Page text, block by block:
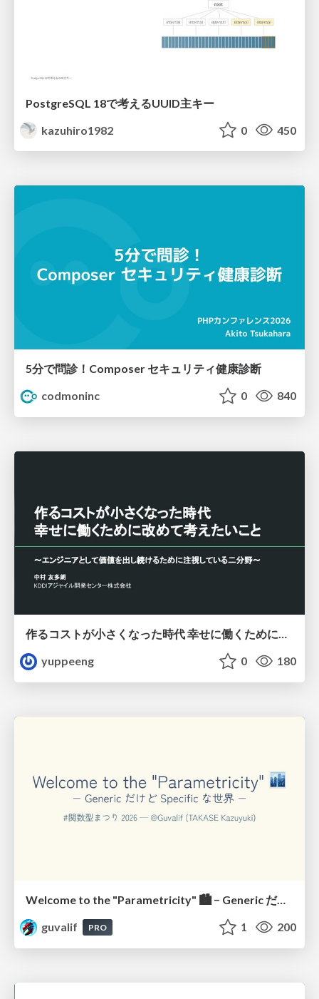
PostgreSQL 18で考えるUUID主キー
kazuhiro1982
0 450
5分で問診！Composer セキュリティ健康診断
codmoninc
0 840
作るコストが小さくなった時代 幸せに働くために改めて考えたいこと 〜エンジニアとして価値を出し続けるために注視している二分野〜
yuppeeng
0 180
Welcome to the "Parametricity" 🏙️ − Generic だけど Specific な世界 −
guvalif
PRO 1 200